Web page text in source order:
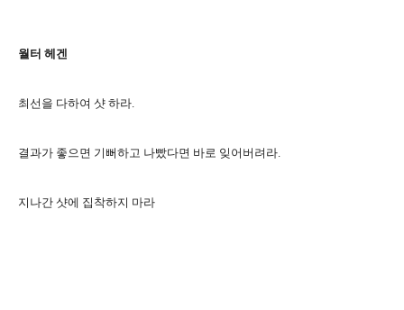
월터 헤겐
최선을 다하여 샷 하라.
결과가 좋으면 기뻐하고 나빴다면 바로 잊어버려라.
지나간 샷에 집착하지 마라